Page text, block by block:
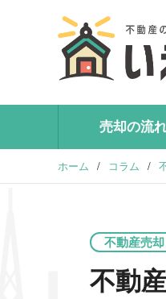
売却の流
ホーム / コラム /
不動産売却
不動